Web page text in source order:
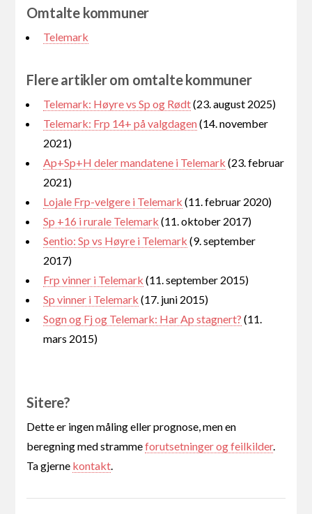
Omtalte kommuner
Telemark
Flere artikler om omtalte kommuner
Telemark: Høyre vs Sp og Rødt(23. august 2025)
Telemark: Frp 14+ på valgdagen(14. november
2021)
Ap+Sp+H deler mandatene i Telemark (23. februar
2021)
Lojale Frp-velgere i Telemark (11. februar 2020)
Sp +16 i rurale Telemark (11. oktober 2017)
Sentio: Sp vs Høyre i Telemark (9. september
2017)
Frp vinner i Telemark (11. september 2015)
Sp vinner i Telemark (17. juni 2015)
Sogn og Fj og Telemark: Har Ap stagnert? (11.
mars 2015)
Sitere?
Dette er ingen måling eller prognose, men en
beregning med strammeforutsetninger og feilkilder.
Ta gjerne kontakt.